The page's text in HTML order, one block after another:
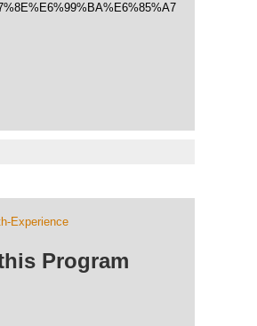
Experience
Program